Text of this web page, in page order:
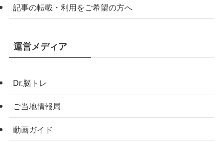
記事の転載・利用をご希望の方へ
運営メディア
Dr.脳トレ
ご当地情報局
動画ガイド